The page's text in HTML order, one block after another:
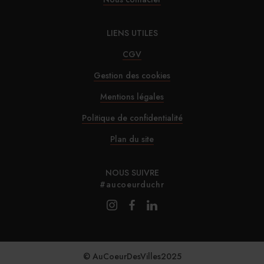
Marnie House a ouvert ses portes au Touquet
Brown-Forman rejette l’offre de Sazerac
29/07/2026
La Maison de la Pistache s’installe à Marseille
LIENS UTILES
CGV
Gestion des cookies
Mentions légales
Politique de confidentialité
Plan du site
NOUS SUIVRE
#aucoeurduchr
© AuCoeurDesVilles2025